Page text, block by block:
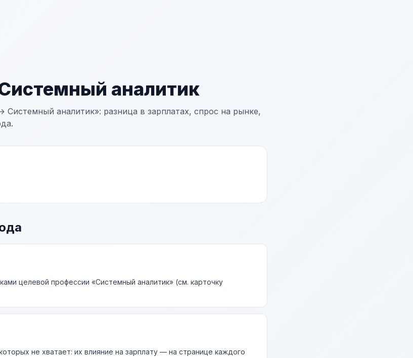
аналитик
аналитик»: разница в зарплатах, спрос на рынке,
целевой профессии «Системный аналитик» (см. карточку
не хватает: их влияние на зарплату — на странице каждого